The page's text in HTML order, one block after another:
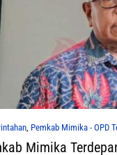
Pemkab Mimika - OPD
Mimika